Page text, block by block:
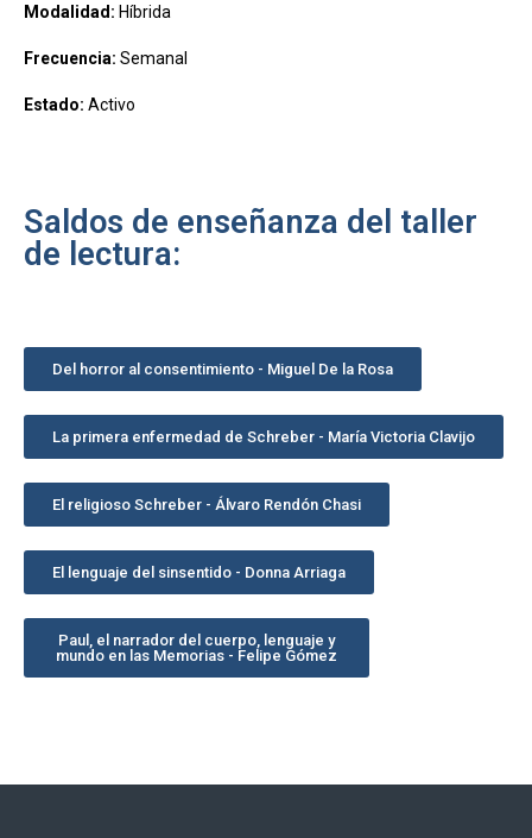
Modalidad: Híbrida
Frecuencia: Semanal
Estado: Activo
Saldos de enseñanza del taller
de lectura:
Del horror al consentimiento - Miguel De la Rosa
La primera enfermedad de Schreber - María Victoria Clavijo
El religioso Schreber - Álvaro Rendón Chasi
El lenguaje del sinsentido - Donna Arriaga
Paul, el narrador del cuerpo, lenguaje y
mundo en las Memorias - Felipe Gómez